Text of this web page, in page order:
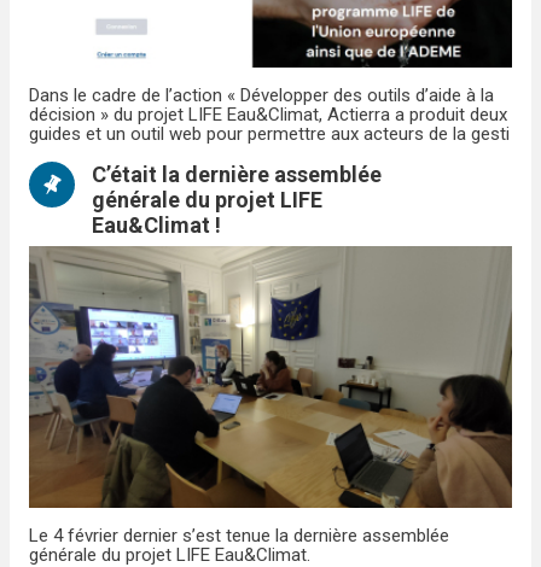
Dans le cadre de l’action « Développer des outils d’aide à la
décision » du projet LIFE Eau&Climat, Actierra a produit deux
guides et un outil web pour permettre aux acteurs de la gesti
C’était la dernière assemblée
générale du projet LIFE
Eau&Climat !
Le 4 février dernier s’est tenue la dernière assemblée
générale du projet LIFE Eau&Climat.